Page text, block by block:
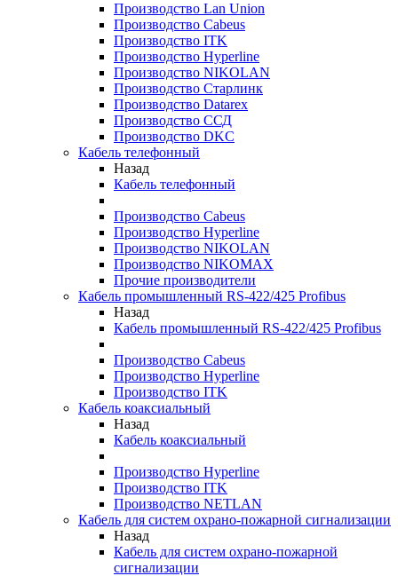
Производство Lan Union
Производство Cabeus
Производство ITK
Производство Hyperline
Производство NIKOLAN
Производство Старлинк
Производство Datarex
Производство ССД
Производство DKC
Кабель телефонный
Назад
Кабель телефонный
Производство Cabeus
Производство Hyperline
Производство NIKOLAN
Производство NIKOMAX
Прочие производители
Кабель промышленный RS-422/425 Profibus
Назад
Кабель промышленный RS-422/425 Profibus
Производство Cabeus
Производство Hyperline
Производство ITK
Кабель коаксиальный
Назад
Кабель коаксиальный
Производство Hyperline
Производство ITK
Производство NETLAN
Кабель для систем охрано-пожарной сигнализации
Назад
Кабель для систем охрано-пожарной
сигнализации